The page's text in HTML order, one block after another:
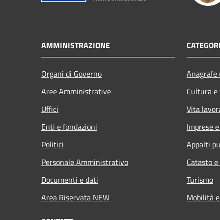
AMMINISTRAZIONE
Organi di Governo
Aree Amministrative
Uffici
Enti e fondazioni
Politici
Personale Amministrativo
Documenti e dati
Area Riservata NEW
Cultura
Vita
Imprese
Appalti
Catasto
Turismo
Mobilità